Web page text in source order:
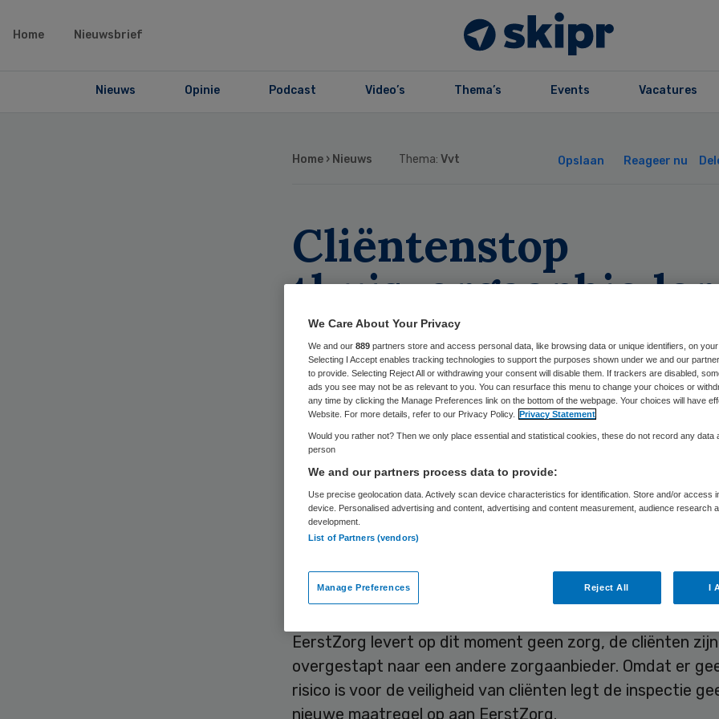
Home Nieuwsbrief
Nieuws Opinie Podcast Video’s Thema’s Events Vacatures
Home › Nieuws Thema:Vvt Opslaan Reageer nu
Cliëntenstop
thuiszorgaanbieder
EerstZorg blijft van
kracht
Thuiszorgaanbieder EerstZorg voldoet nog niet aan de
de eerder opgelegde aanwijzing. EerstZorg mag daarom
dat de thuiszorgaanbieder voldoet aan de normen.
EerstZorg levert op dit moment geen zorg, de cliënten zijn
overgestapt naar een andere zorgaanbieder. Omdat er
risico is voor de veiligheid van cliënten legt de inspectie
nieuwe maatregel op aan EerstZorg.
We Care About Your Privacy
We and our 889 partners store and access personal data, like browsing data or unique identifiers, on your
Selecting I Accept enables tracking technologies to support the purposes shown under we and our
to provide. Selecting Reject All or withdrawing your consent will disable them. If trackers are disabled,
ads you see may not be as relevant to you. You can resurface this menu to change your choices or
any time by clicking the Manage Preferences link on the bottom of the webpage. Your choices will have
Website. For more details, refer to our Privacy Policy. Privacy Statement
Would you rather not? Then we only place essential and statistical cookies, these do not record any data
person
We and our partners process data to provide:
Use precise geolocation data. Actively scan device characteristics for identification. Store and/or access
device. Personalised advertising and content, advertising and content measurement, audience research
development.
List of Partners (vendors)
Manage Preferences Reject All I